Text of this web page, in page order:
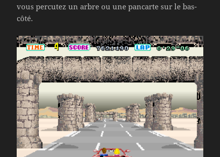
vous percutez un arbre ou une pancarte sur le bas-
côté.